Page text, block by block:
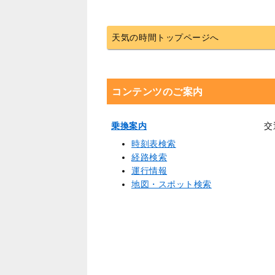
天気の時間トップページへ
コンテンツのご案内
乗換案内
時刻表検索
経路検索
運行情報
地図・スポット検索
交